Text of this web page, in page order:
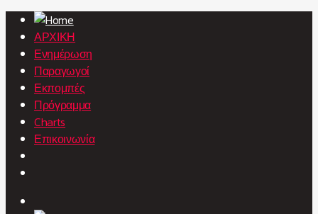
ΑΡΧΙΚΗ
Ενημέρωση
Παραγωγοί
Εκπομπές
Πρόγραμμα
Charts
Επικοινωνία